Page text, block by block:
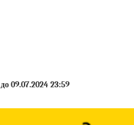
до 09.07.2024 23:59